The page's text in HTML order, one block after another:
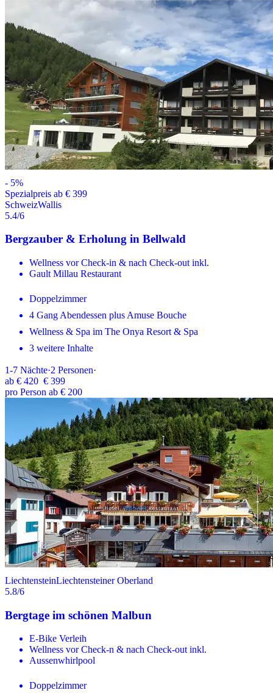
- 5%
Spezialpreis ab € 399
SchweizWallis
5.4/6
Bergzauber & Erholung in Bellwald
Wellness vor Check-in & nach Check-out inkl.
Gault Millau Restaurant
Doppelzimmer
4 Gang Abendessen plus Amuse Bouche
Wellness & Spa im The Onya Resort & Spa
3 weitere Inhalte
1-7 Nächte·2 Personen·
ab € 420 € 399
pro Person ab € 200
LiechtensteinLiechtensteiner Oberland
5.8/6
Bergtage im schönen Malbun
E-Bike Verleih
Wellness vor Check-n & nach Check-out inkl.
Aussenwhirlpool
Doppelzimmer